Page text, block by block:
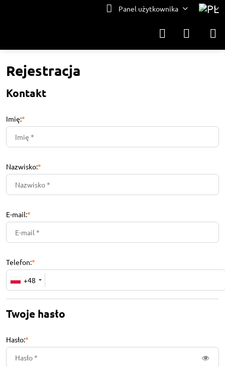
Panel użytkownika
Rejestracja
Kontakt
Imię:*
Nazwisko:*
E-mail:*
Telefon:*
+48
Twoje hasło
Hasło:*